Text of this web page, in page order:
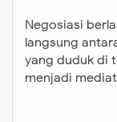
Negosiasi
langsung
yang duduk di
menjadi